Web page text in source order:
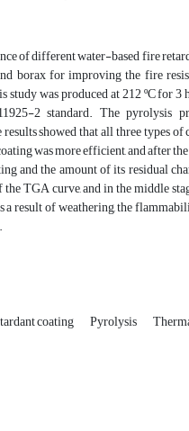
of different water-based fire
borax for improving the fire
was produced at 212 ºC for
2 standard. The pyrolysis
showed that all three types
was more efficient, and after
and the amount of its residual
TGA curve, and in the middle
result of weathering, the
coating Pyrolysis